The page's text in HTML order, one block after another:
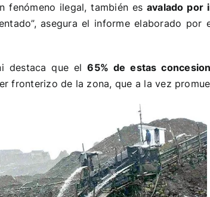
fenómeno ilegal, también es avalado por
asegura el informe elaborado por
destaca que el65% de estas
fronterizo de la zona, que a la vez